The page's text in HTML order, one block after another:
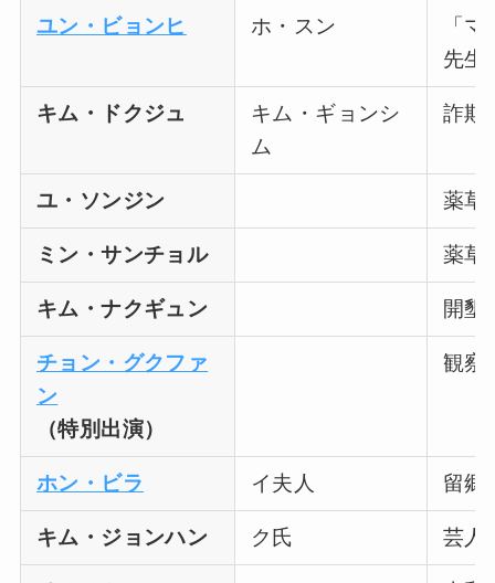
ユン・ビョンヒ ホ・スン
「
先生
キム・ドクジュ
キム・ギョンシ
ム
詐欺
ユ・ソンジン 薬草
ミン・サンチョル 薬草
キム・ナクギュン 開墾
チョン・グクファ
ン
（特別出演）
観察
ホン・ビラ イ夫人 留郷
キム・ジョンハン ク氏 芸人